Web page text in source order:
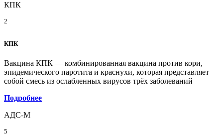
КПК
2
КПК
Вакцина КПК — комбинированная вакцина против кори,
эпидемического паротита и краснухи, которая представляет
собой смесь из ослабленных вирусов трёх заболеваний
Подробнее
АДС-М
5